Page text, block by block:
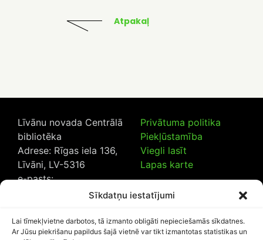
Sīkdatņu iestatījumi
Lai tīmekļvietne darbotos, tā izmanto obligāti nepieciešamās sīkdatnes.
Ar Jūsu piekrišanu papildus šajā vietnē var tikt izmantotas statistikas un
Atpakaļ
Līvānu novada Centrālā
bibliotēka
Adrese: Rīgas iela 136,
Līvāni, LV-5316
e-pasts:
20230925
Privātuma politika
Piekļūstamība
Viegli lasīt
Lapas karte